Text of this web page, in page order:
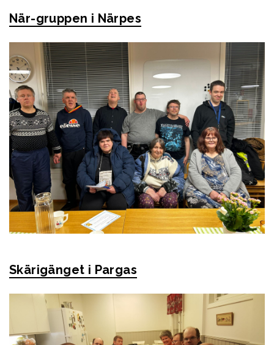
När-gruppen i Närpes
Skärigänget i Pargas